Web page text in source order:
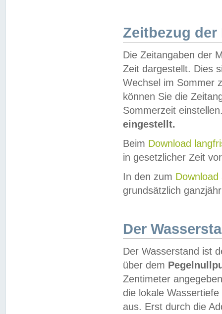
Zeitbezug der
Die Zeitangaben der
Zeit dargestellt. Dies
Wechsel im Sommer
können Sie die
Sommerzeit
eingestellt.
Beim Download
in gesetzlicher Zeit
In den zum Download
grundsätzlich
Der
Der Wasserstand ist
über dem
Zentimeter
die lokale
aus. Erst durch die